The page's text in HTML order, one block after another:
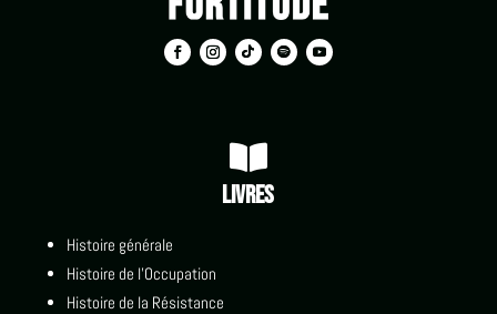

Livres
Histoire générale
Histoire de l'Occupation
Histoire de la Résistance